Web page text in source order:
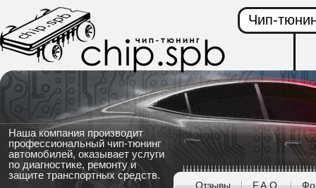
Наша компания производит
профессиональный чип-тюнинг
автомобилей, оказывает услуги
по диагностике, ремонту и
защите транспортных средств.
Чип-
Отзывы F.A.Q.